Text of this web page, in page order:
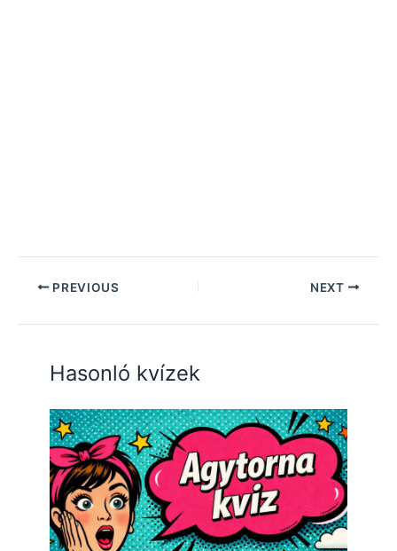
PREVIOUS NEXT
Hasonló kvízek